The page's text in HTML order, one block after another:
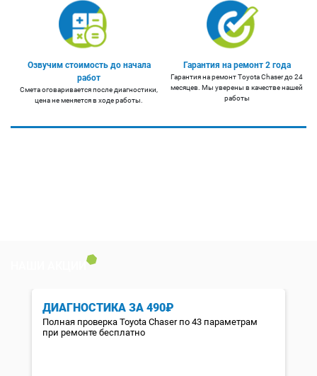
Озвучим стоимость до начала
работ
Смета оговаривается после диагностики,
цена не меняется в ходе работы.
Гарантия на ремонт 2 года
Гарантия на ремонт Toyota Chaser до 24
месяцев. Мы уверены в качестве нашей
работы
ДИАГНОСТИКА ЗА 490₽
Полная проверка Toyota Chaser по 43 параметрам
при ремонте бесплатно